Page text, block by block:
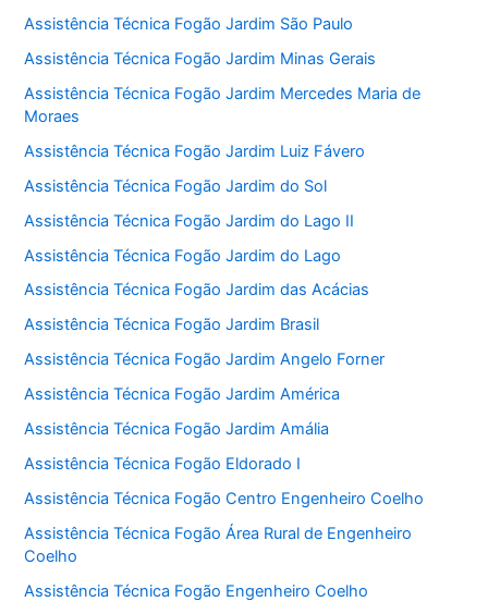
Assistência Técnica Fogão Jardim São Paulo
Assistência Técnica Fogão Jardim Minas Gerais
Assistência Técnica Fogão Jardim Mercedes Maria de
Moraes
Assistência Técnica Fogão Jardim Luiz Fávero
Assistência Técnica Fogão Jardim do Sol
Assistência Técnica Fogão Jardim do Lago II
Assistência Técnica Fogão Jardim do Lago
Assistência Técnica Fogão Jardim das Acácias
Assistência Técnica Fogão Jardim Brasil
Assistência Técnica Fogão Jardim Angelo Forner
Assistência Técnica Fogão Jardim América
Assistência Técnica Fogão Jardim Amália
Assistência Técnica Fogão Eldorado I
Assistência Técnica Fogão Centro Engenheiro Coelho
Assistência Técnica Fogão Área Rural de Engenheiro
Coelho
Assistência Técnica Fogão Engenheiro Coelho